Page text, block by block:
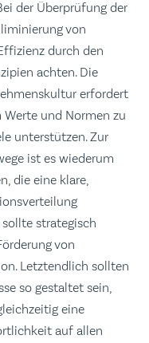
der Überprüfung der
von
durch den
achten. Die
erfordert
und Normen zu
unterstützen. Zur
ist es wiederum
die eine klare,
strategisch
von
Letztendlich sollten
so gestaltet sein,
eine
auf allen